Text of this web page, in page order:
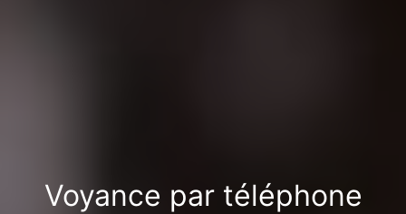
Voyance par téléphone